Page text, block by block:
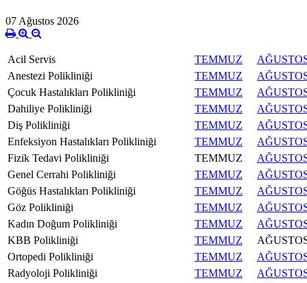
07 Ağustos 2026
Acil Servis TEMMUZ
Anestezi Polikliniği
TEMMUZ
Çocuk Hastalıkları Polikliniği
TEMMUZ
Dahiliye Polikliniği
TEMMUZ
Diş Polikliniği
TEMMUZ
Enfeksiyon Hastalıkları Polikliniği
TEMMUZ
Fizik Tedavi Polikliniği
TEMMUZ
Genel Cerrahi Polikliniği
TEMMUZ
Göğüs Hastalıkları Polikliniği
TEMMUZ
Göz Polikliniği
TEMMUZ
Kadın Doğum Polikliniği
TEMMUZ
KBB Polikliniği
TEMMUZ
Ortopedi Polikliniği
TEMMUZ
Radyoloji Polikliniği
TEMMUZ